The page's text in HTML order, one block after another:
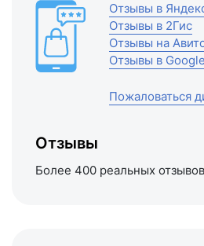
Отзывы в
Отзывы в 2Гис
Отзывы на
Отзывы в Google
Пожаловаться
Отзывы
Более 400 реальных